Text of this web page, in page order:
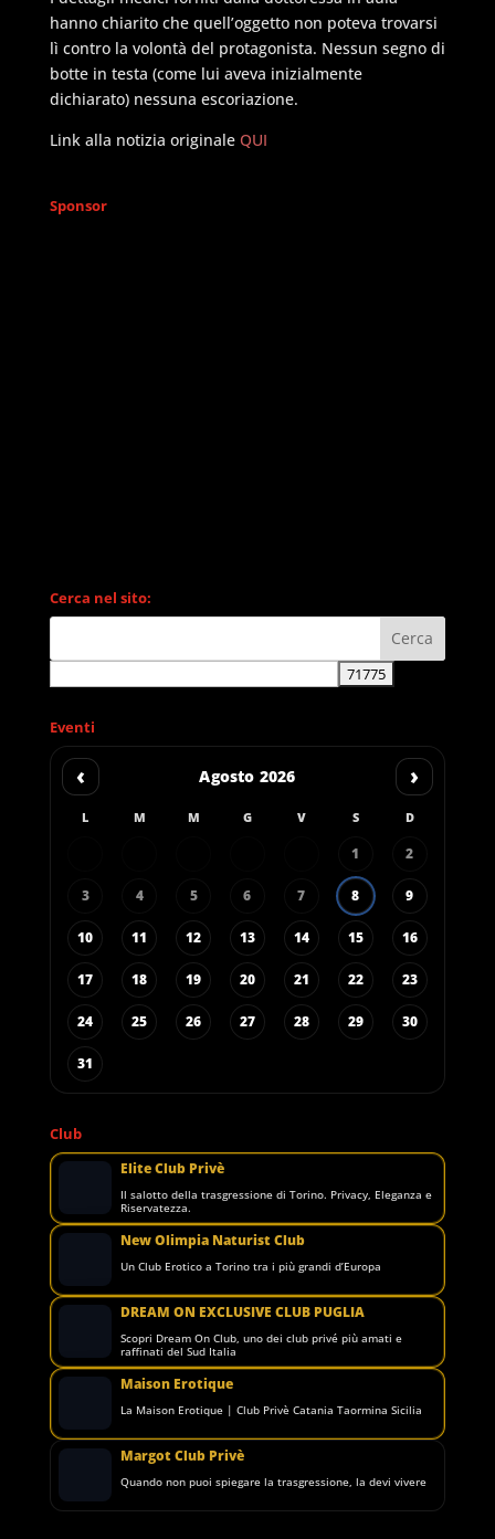
hanno chiarito che quell’oggetto non poteva trovarsi
lì contro la volontà del protagonista. Nessun segno di
botte in testa (come lui aveva inizialmente
dichiarato) nessuna escoriazione.
Link alla notizia originale QUI
Sponsor
Cerca nel sito:
Eventi
‹ Agosto 2026 ›
L M M G V S D
1 2
3 4 5 6 7 8 9
10 11 12 13 14 15 16
17 18 19 20 21 22 23
24 25 26 27 28 29 30
31
Club
Elite Club Privè
Il salotto della trasgressione di Torino. Privacy, Eleganza e
Riservatezza.
New Olimpia Naturist Club
Un Club Erotico a Torino tra i più grandi d’Europa
DREAM ON EXCLUSIVE CLUB PUGLIA
Scopri Dream On Club, uno dei club privé più amati e
raffinati del Sud Italia
Maison Erotique
La Maison Erotique | Club Privè Catania Taormina Sicilia
Margot Club Privè
Quando non puoi spiegare la trasgressione, la devi vivere